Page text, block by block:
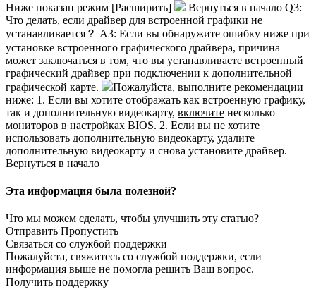
Ниже показан режим [Расширить]
​ Вернуться в начало Q3:
Что делать, если драйвер для встроенной графики не
устанавливается？ A3: Если вы обнаружите ошибку ниже при
установке встроенного графического драйвера, причина
может заключаться в том, что вы устанавливаете встроенный
графический драйвер при подключении к дополнительной
графической карте.
Пожалуйста, выполните рекомендации
ниже: 1. Если вы хотите отображать как встроенную графику,
так и дополнительную видеокарту, включите несколько
мониторов в настройках BIOS. 2. Если вы не хотите
использовать дополнительную видеокарту, удалите
дополнительную видеокарту и снова установите драйвер.
Вернуться в начало
Эта информация была полезной?
Что мы можем сделать, чтобы улучшить эту статью?
Отправить Пропустить
Связаться со службой поддержки
Пожалуйста, свяжитесь со службой поддержки, если
информация выше не помогла решить Ваш вопрос.
Получить поддержку